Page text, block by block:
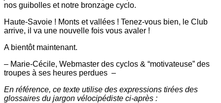
nos guibolles et notre bronzage cyclo.
Haute-Savoie ! Monts et vallées ! Tenez-vous bien, le Club
arrive, il va une nouvelle fois vous avaler !
A bientôt maintenant.
– Marie-Cécile, Webmaster des cyclos & “motivateuse” des
troupes à ses heures perdues –
En référence, ce texte utilise des expressions tirées des
glossaires du jargon vélocipédiste ci-après :